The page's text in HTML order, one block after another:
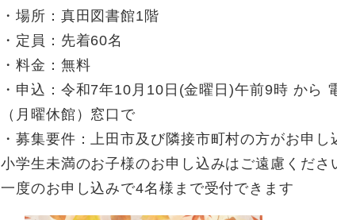
・場所：真田図書館1階
・定員：先着60名
・料金：無料
・申込：令和7年10月10日(金曜日)午前9時 から
（月曜休館）窓口で
・募集要件：上田市及び隣接市町村の方がお申し
小学生未満のお子様のお申し込みはご遠慮くださ
一度のお申し込みで4名様まで受付できます